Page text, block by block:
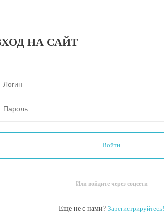
НА САЙТ
Или войдите через соцсети
Еще не с нами? Зарегистрируйтесь!